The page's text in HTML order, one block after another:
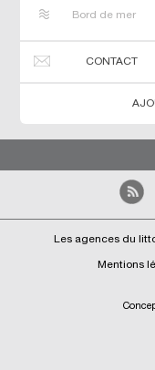
Bord de mer
CONTACT
Les agences du
Mentions